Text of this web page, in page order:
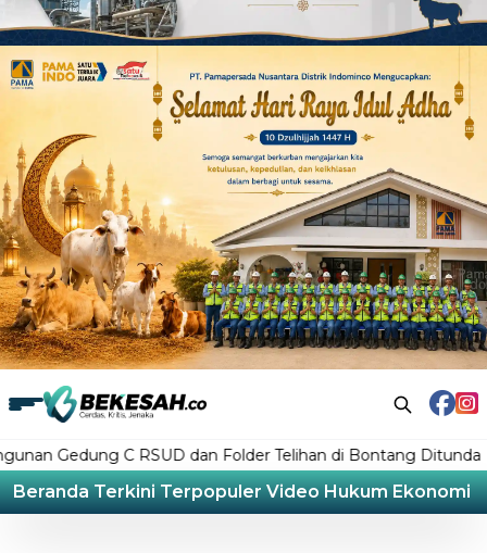
Gedung C RSUD dan Folder Telihan di Bontang Ditunda
Beranda Terkini Terpopuler Video Hukum Ekonomi